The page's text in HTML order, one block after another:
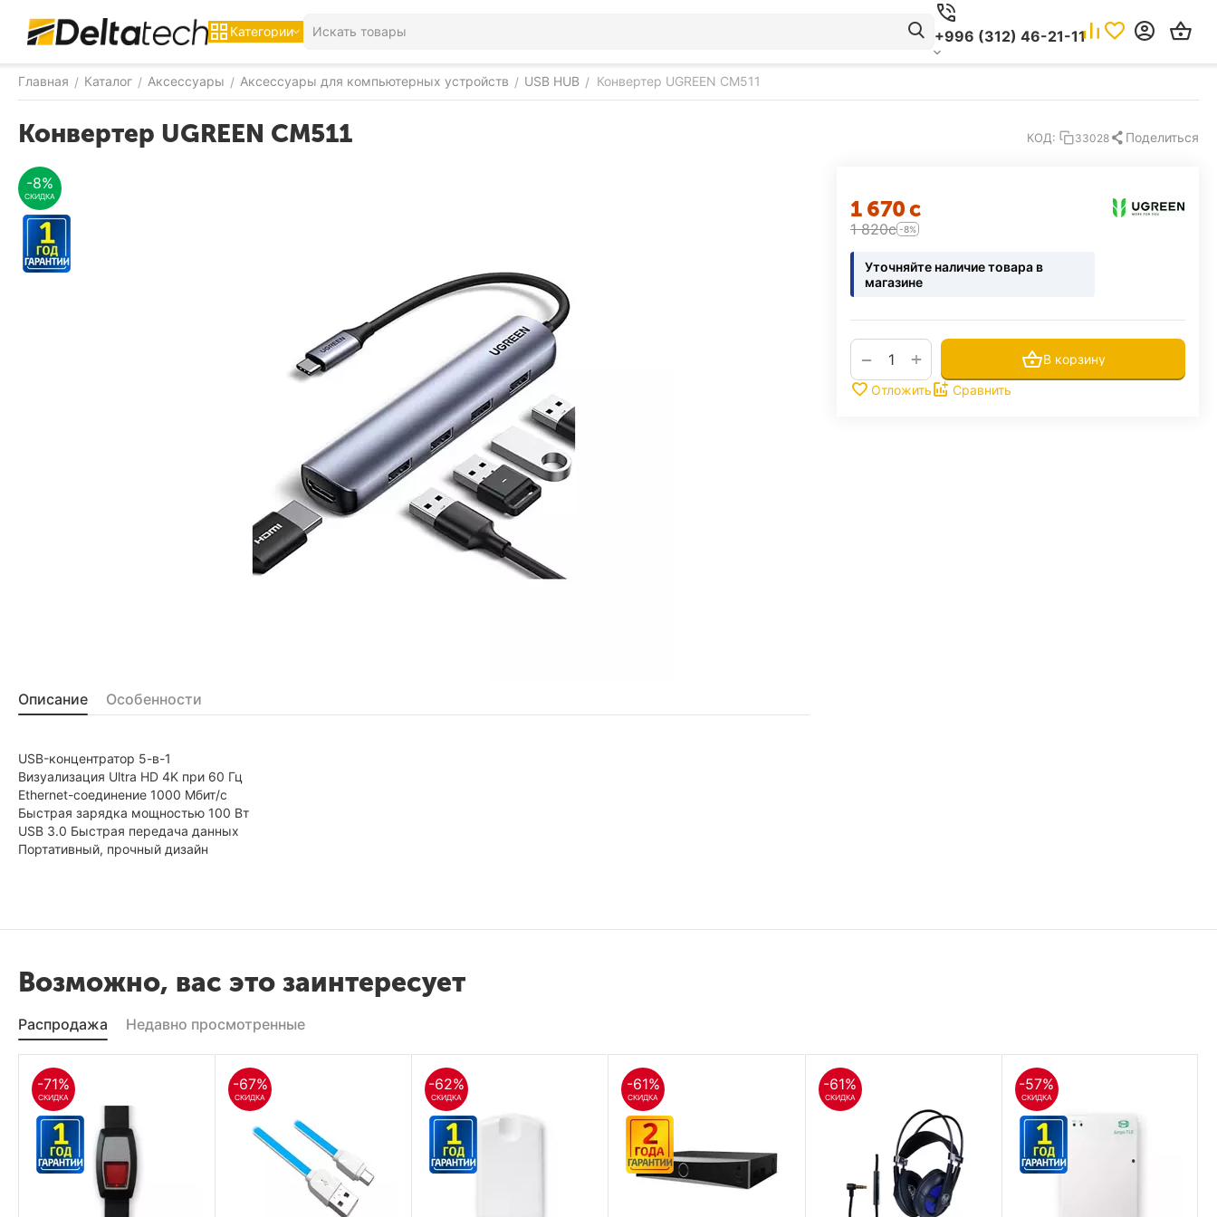
Категории +996 (312) 46-21-11
Главная / Каталог / Аксессуары / Аксессуары для компьютерных устройств / USB HUB / Конвертер UGREEN CM511
Конвертер UGREEN CM511 КОД: 33028 Поделиться
1 670с
1 820с -8%
Уточняйте наличие товара в
магазине
+
−
В корзину
Отложить
Сравнить
-8%
СКИДКА
Описание Особенности
USB-концентратор 5-в-1
Визуализация Ultra HD 4K при 60 Гц
Ethernet-соединение 1000 Мбит/с
Быстрая зарядка мощностью 100 Вт
USB 3.0 Быстрая передача данных
Портативный, прочный дизайн
Возможно, вас это заинтересует
Распродажа Недавно просмотренные
-71%
СКИДКА
-67%
СКИДКА
-62%
СКИДКА
-61%
СКИДКА
-61%
СКИДКА
-57%
СКИДКА